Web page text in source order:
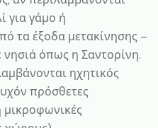
για γάμο ή
τα έξοδα μετακίνησης –
νησιά όπως η Σαντορίνη.
ηχητικός
πρόσθετες
μικροφωνικές